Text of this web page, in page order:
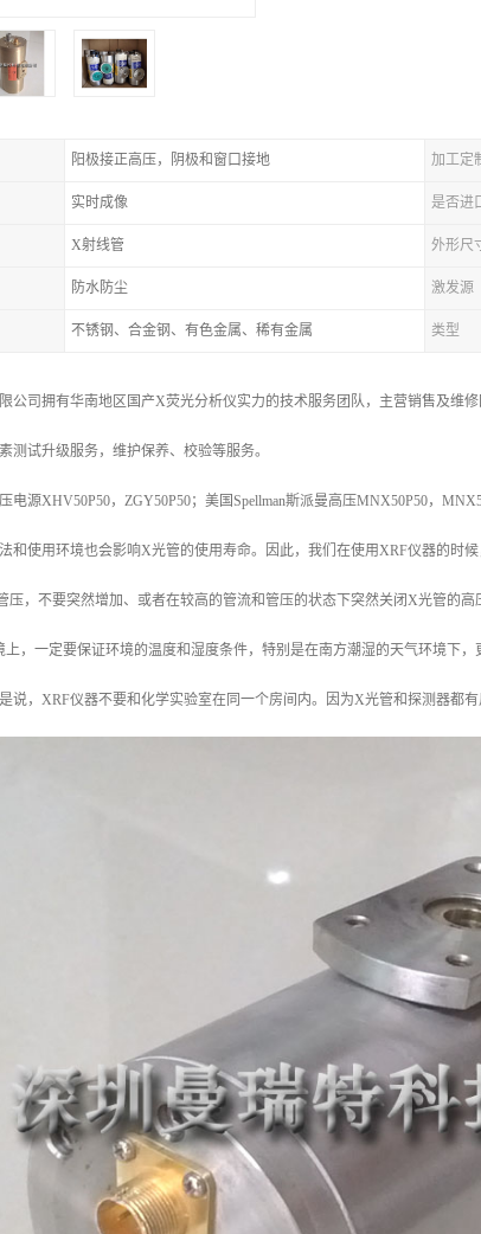
阳极接正高压，阴极和窗口接地 加工定
实时成像 是否进
X射线管 外形尺
防水防尘 激发源
不锈钢、合金钢、有色金属、稀有金属 类型
公司拥有华南地区国产X荧光分析仪实力的技术服务团队，主营销售及维
测试升级服务，维护保养、校验等服务。
电源XHV50P50，ZGY50P50；美国Spellman斯派曼高压MNX50P50，
和使用环境也会影响X光管的使用寿命。因此，我们在使用XRF仪器的时
压，不要突然增加、或者在较高的管流和管压的状态下突然关闭X光管的
上，一定要保证环境的温度和湿度条件，特别是在南方潮湿的天气环境下
说，XRF仪器不要和化学实验室在同一个房间内。因为X光管和探测器都